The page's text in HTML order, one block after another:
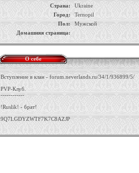
Страна:
Ukraine
Город:
Ternopil
Пол:
Мужской
Домашняя страница:
О себе
Вступление в клан - forum.neverlands.ru/34/1/936899/5/
PVP-Клуб.
------------
!Ruslik! - брат!
9Q7LGDYZWTF7K7C8AZJP